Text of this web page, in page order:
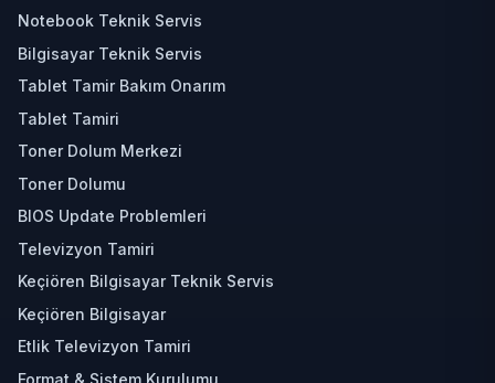
Notebook Teknik Servis
Bilgisayar Teknik Servis
Tablet Tamir Bakım Onarım
Tablet Tamiri
Toner Dolum Merkezi
Toner Dolumu
BIOS Update Problemleri
Televizyon Tamiri
Keçiören Bilgisayar Teknik Servis
Keçiören Bilgisayar
Etlik Televizyon Tamiri
Format & Sistem Kurulumu